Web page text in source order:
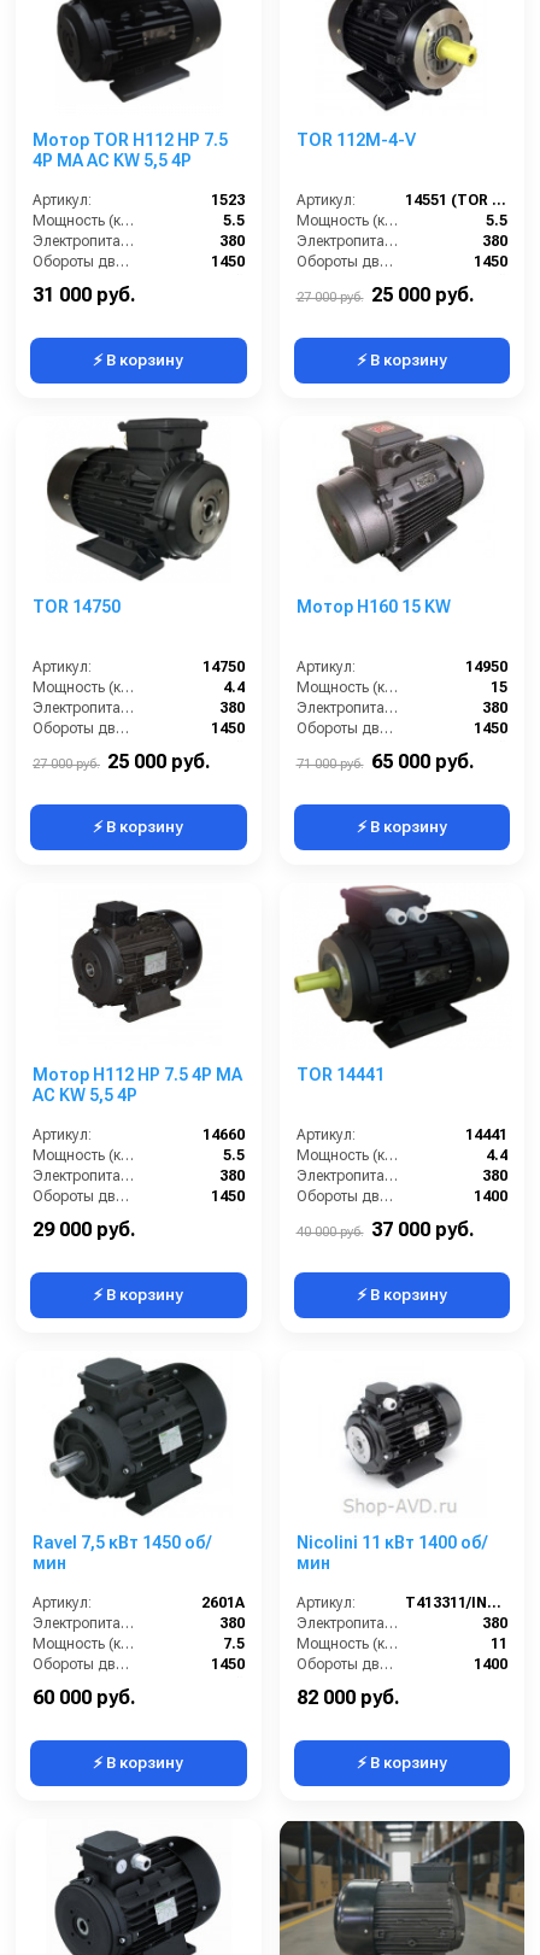
Мотор TOR H112 HP 7.5
4P MA AC KW 5,5 4P
Артикул:
1523
Мощность (кВт):
5.5
Электропитание (В):
380
Обороты двигателя (об/мин):
1450
31 000 руб.
⚡ В корзину
TOR 112M-4-V
Артикул:
14551 (TOR 112M-4-V)
Мощность (кВт):
5.5
Электропитание (В):
380
Обороты двигателя (об/мин):
1450
27 000 руб. 25 000 руб.
⚡ В корзину
TOR 14750
Артикул:
14750
Мощность (кВт):
4.4
Электропитание (В):
380
Обороты двигателя (об/мин):
1450
полый
27 000 руб. 25 000 руб.
⚡ В корзину
Мотор H160 15 KW
Артикул:
14950
Мощность (кВт):
15
Электропитание (В):
380
Обороты двигателя (об/мин):
1450
полый
71 000 руб. 65 000 руб.
⚡ В корзину
Мотор H112 HP 7.5 4P MA
AC KW 5,5 4P
Артикул:
14660
Мощность (кВт):
5.5
Электропитание (В):
380
Обороты двигателя (об/мин):
1450
29 000 руб.
⚡ В корзину
TOR 14441
Артикул:
14441
Мощность (кВт):
4.4
Электропитание (В):
380
Обороты двигателя (об/мин):
1400
внешний
40 000 руб. 37 000 руб.
⚡ В корзину
Ravel 7,5 кВт 1450 об/
мин
Артикул:
2601A
Электропитание (В):
380
Мощность (кВт):
7.5
Обороты двигателя (об/мин):
1450
60 000 руб.
⚡ В корзину
Nicolini 11 кВт 1400 об/
мин
Артикул:
T413311/IN1G4M0
Электропитание (В):
380
Мощность (кВт):
11
Обороты двигателя (об/мин):
1400
82 000 руб.
⚡ В корзину